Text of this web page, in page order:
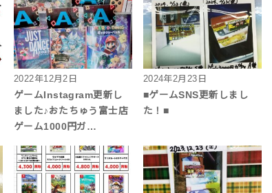
2022年12月2日
ゲームInstagram更新し
ました♪おたちゅう富士店
ゲーム1000円ガ…
2024年2月23日
■ゲームSNS更新しまし
た！■